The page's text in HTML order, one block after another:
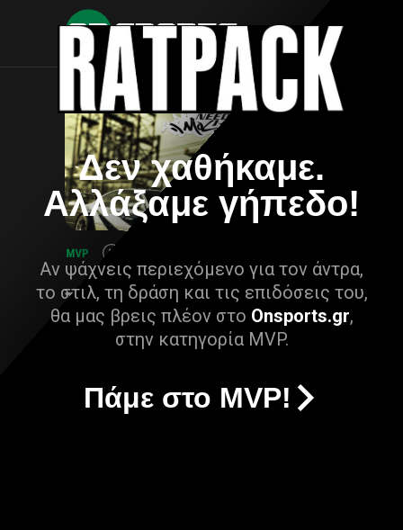
Δεν χαθήκαμε.
Αλλάξαμε γήπεδο!
Αν ψάχνεις περιεχόμενο για τον άντρα,
το στιλ, τη δράση και τις επιδόσεις του,
θα μας βρεις πλέον στο Onsports.gr,
στην κατηγορία MVP.
Πάμε στο MVP!